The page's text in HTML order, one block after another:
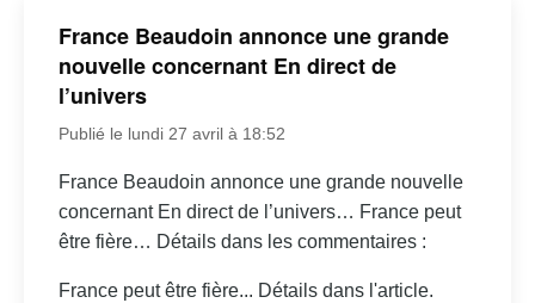
France Beaudoin annonce une grande
nouvelle concernant En direct de
l’univers
Publié le lundi 27 avril à 18:52
France Beaudoin annonce une grande nouvelle
concernant En direct de l’univers… France peut
être fière… Détails dans les commentaires :
France peut être fière... Détails dans l'article.